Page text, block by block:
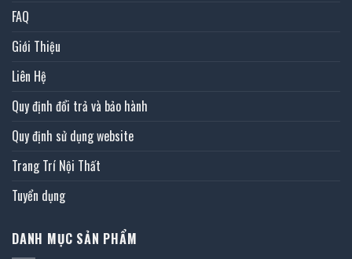
FAQ
Giới Thiệu
Liên Hệ
Quy định đổi trả và bảo hành
Quy định sử dụng website
Trang Trí Nội Thất
Tuyển dụng
DANH MỤC SẢN PHẨM